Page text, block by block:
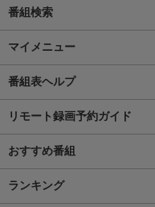
番組検索
マイメニュー
番組表ヘルプ
リモート録画予約ガイド
おすすめ番組
ランキング